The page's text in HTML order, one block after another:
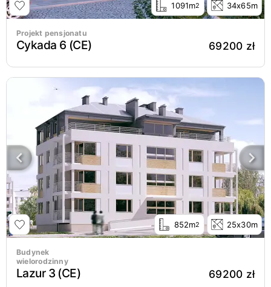
1091m2 34x65m
Projekt pensjonatu
Cykada 6 (CE) 69200 zł
852m2 25x30m
Budynek
wielorodzinny
Lazur 3 (CE) 69200 zł